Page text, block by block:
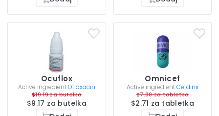
Ocuflox
Active ingredientOfloxacin
$19.19 za butelka
$9.17 za butelka
Omnicef
Active ingredient Cefdinir
$7.00 za tabletka
$2.71 za tabletka